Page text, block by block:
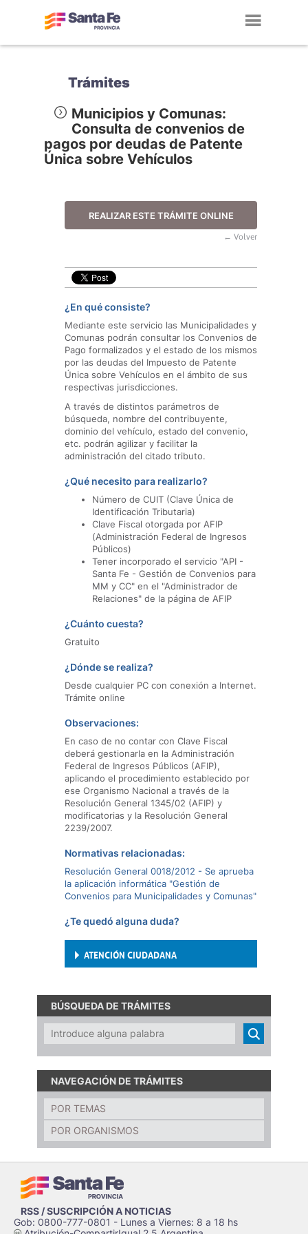
Trámites
Municipios y Comunas:
Consulta de convenios de
pagos por deudas de Patente
Única sobre Vehículos
REALIZAR ESTE TRÁMITE ONLINE
← Volver
¿En qué consiste?
Mediante este servicio las Municipalidades y
Comunas podrán consultar los Convenios de
Pago formalizados y el estado de los mismos
por las deudas del Impuesto de Patente
Única sobre Vehículos en el ámbito de sus
respectivas jurisdicciones.
A través de distintos parámetros de
búsqueda, nombre del contribuyente,
dominio del vehículo, estado del convenio,
etc. podrán agilizar y facilitar la
administración del citado tributo.
¿Qué necesito para realizarlo?
Número de CUIT (Clave Única de
Identificación Tributaria)
Clave Fiscal otorgada por AFIP
(Administración Federal de Ingresos
Públicos)
Tener incorporado el servicio "API -
Santa Fe - Gestión de Convenios para
MM y CC" en el "Administrador de
Relaciones" de la página de AFIP
¿Cuánto cuesta?
Gratuito
¿Dónde se realiza?
Desde cualquier PC con conexión a Internet.
Trámite online
Observaciones:
En caso de no contar con Clave Fiscal
deberá gestionarla en la Administración
Federal de Ingresos Públicos (AFIP),
aplicando el procedimiento establecido por
ese Organismo Nacional a través de la
Resolución General 1345/02 (AFIP) y
modificatorias y la Resolución General
2239/2007.
Normativas relacionadas:
Resolución General 0018/2012 - Se aprueba
la aplicación informática "Gestión de
Convenios para Municipalidades y Comunas"
¿Te quedó alguna duda?
ATENCIÓN CIUDADANA
BÚSQUEDA DE TRÁMITES
NAVEGACIÓN DE TRÁMITES
POR TEMAS
POR ORGANISMOS
RSS / SUSCRIPCIÓN A NOTICIAS
Gob: 0800-777-0801 - Lunes a Viernes: 8 a 18 hs